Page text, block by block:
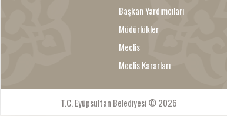
Başkan Yardımcıları
Müdürlükler
Meclis
Meclis Kararları
T.C. Eyüpsultan Belediyesi © 2026